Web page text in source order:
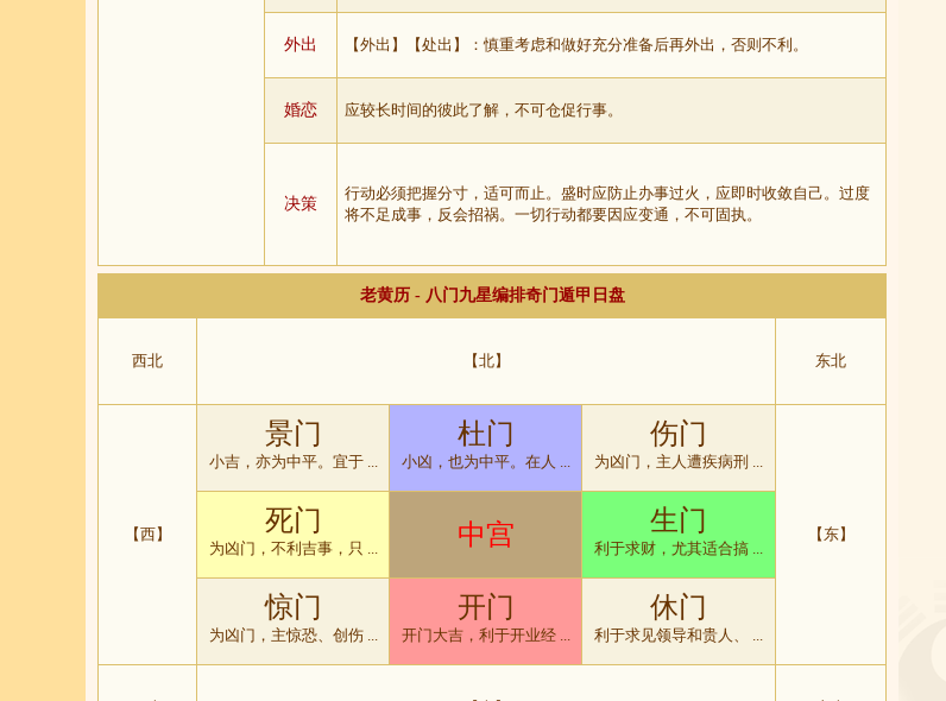
外出 【外出】【处出】：慎重考虑和做好充分准备后再外出，否则不利。
婚恋 应较长时间的彼此了解，不可仓促行事。
决策
行动必须把握分寸，适可而止。盛时应防止办事过火，应即时收敛自己。过度
将不足成事，反会招祸。一切行动都要因应变通，不可固执。
老黄历 - 八门九星编排奇门遁甲日盘
西北 【北】 东北
【西】
景门
小吉，亦为中平。宜于 ...
杜门
小凶，也为中平。在人 ...
伤门
为凶门，主人遭疾病刑 ...
【东】
死门
为凶门，不利吉事，只 ... 中宫 生门
利于求财，尤其适合搞 ...
惊门
为凶门，主惊恐、创伤 ...
开门
开门大吉，利于开业经 ...
休门
利于求见领导和贵人、 ...